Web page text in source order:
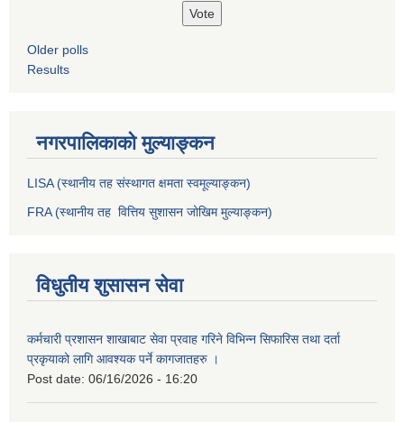
Older polls
Results
नगरपालिकाको मुल्याङ्कन
LISA (स्थानीय तह संस्थागत क्षमता स्वमूल्याङ्कन)
FRA (स्थानीय तह वित्तिय सुशासन जोखिम मुल्याङ्कन)
विधुतीय शुसासन सेवा
कर्मचारी प्रशासन शाखाबाट सेवा प्रवाह गरिने विभिन्न सिफारिस तथा दर्ता
प्रकृयाको लागि आवश्यक पर्ने कागजातहरु ।
Post date: 06/16/2026 - 16:20